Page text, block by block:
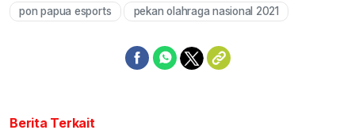
pon papua esports pekan olahraga nasional 2021
Berita Terkait